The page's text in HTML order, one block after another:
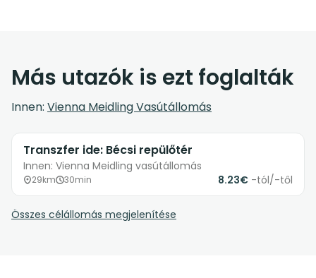
Más utazók is ezt foglalták
Innen: Vienna Meidling Vasútállomás
Transzfer ide: Bécsi repülőtér
Innen: Vienna Meidling vasútállomás
29km 30min 8.23€ -tól/-től
Összes célállomás megjelenítése